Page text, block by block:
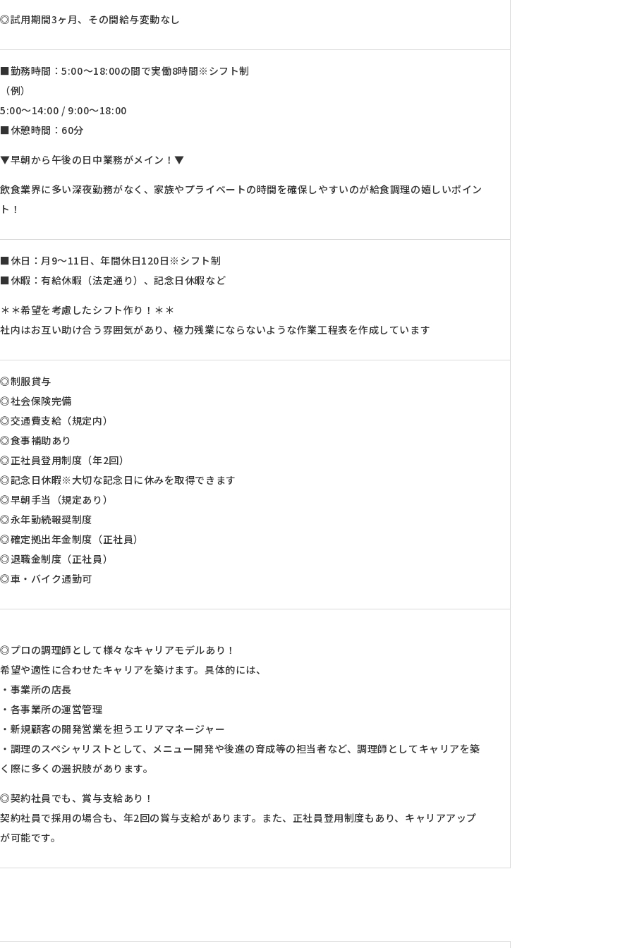
◎試用期間3ヶ月、その間給与変動なし
■勤務時間：5:00～18:00の間で実働8時間※シフト制
（例）
5:00～14:00 / 9:00～18:00
■休憩時間：60分
▼早朝から午後の日中業務がメイン！▼
飲食業界に多い深夜勤務がなく、家族やプライベートの時間を確保しやすいのが給食調理の嬉しいポイン
ト！
■休日：月9～11日、年間休日120日※シフト制
■休暇：有給休暇（法定通り）、記念日休暇など
＊＊希望を考慮したシフト作り！＊＊
社内はお互い助け合う雰囲気があり、極力残業にならないような作業工程表を作成しています
◎制服貸与
◎社会保険完備
◎交通費支給（規定内）
◎食事補助あり
◎正社員登用制度（年2回）
◎記念日休暇※大切な記念日に休みを取得できます
◎早朝手当（規定あり）
◎永年勤続報奨制度
◎確定拠出年金制度（正社員）
◎退職金制度（正社員）
◎車・バイク通勤可
◎プロの調理師として様々なキャリアモデルあり！
希望や適性に合わせたキャリアを築けます。具体的には、
・事業所の店長
・各事業所の運営管理
・新規顧客の開発営業を担うエリアマネージャー
・調理のスペシャリストとして、メニュー開発や後進の育成等の担当者など、調理師としてキャリアを築
く際に多くの選択肢があります。
◎契約社員でも、賞与支給あり！
契約社員で採用の場合も、年2回の賞与支給があります。また、正社員登用制度もあり、キャリアアップ
が可能です。